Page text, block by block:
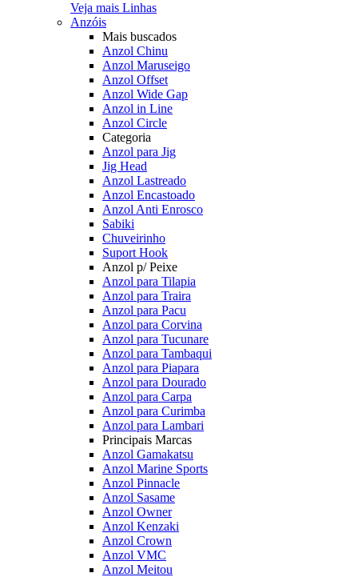
Veja mais Linhas
Anzóis
Mais buscados
Anzol Chinu
Anzol Maruseigo
Anzol Offset
Anzol Wide Gap
Anzol in Line
Anzol Circle
Categoria
Anzol para Jig
Jig Head
Anzol Lastreado
Anzol Encastoado
Anzol Anti Enrosco
Sabiki
Chuveirinho
Suport Hook
Anzol p/ Peixe
Anzol para Tilapia
Anzol para Traira
Anzol para Pacu
Anzol para Corvina
Anzol para Tucunare
Anzol para Tambaqui
Anzol para Piapara
Anzol para Dourado
Anzol para Carpa
Anzol para Curimba
Anzol para Lambari
Principais Marcas
Anzol Gamakatsu
Anzol Marine Sports
Anzol Pinnacle
Anzol Sasame
Anzol Owner
Anzol Kenzaki
Anzol Crown
Anzol VMC
Anzol Meitou